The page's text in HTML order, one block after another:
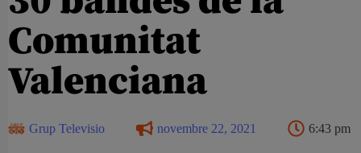
Comunitat
Valenciana
Grup Televisio novembre 22, 2021 6:43 pm